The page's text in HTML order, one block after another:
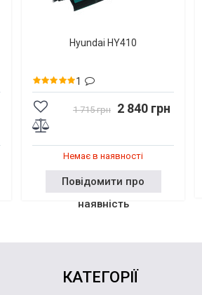
Hyundai HY410
1
1 715 грн 2 840 грн
Немає в наявності
Повідомити про
наявність
КАТЕГОРІЇ